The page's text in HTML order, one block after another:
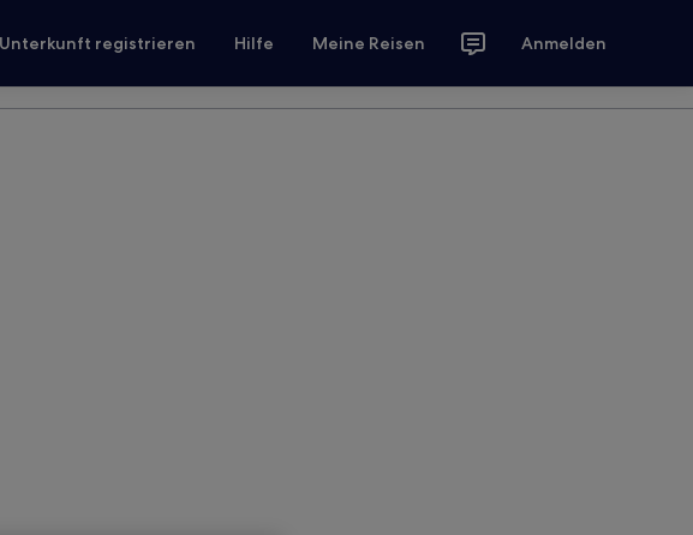
Unterkunft registrieren Hilfe Meine Reisen Anmelden